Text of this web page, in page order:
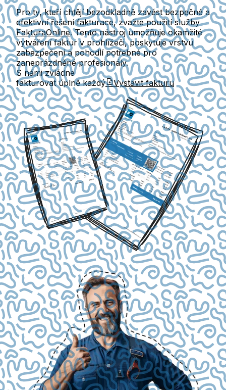
Pro ty, kteří chtějí bezodkladně zavést bezpečné a
efektivní řešení fakturace, zvažte použití služby
FakturaOnline. Tento nástroj umožňuje okamžité
vytváření faktur v prohlížeči, poskytuje vrstvu
zabezpečení a pohodlí potřebné pro
zaneprázdněné profesionály.
S námi zvládne
fakturovat úplně každý
Vystavit fakturu